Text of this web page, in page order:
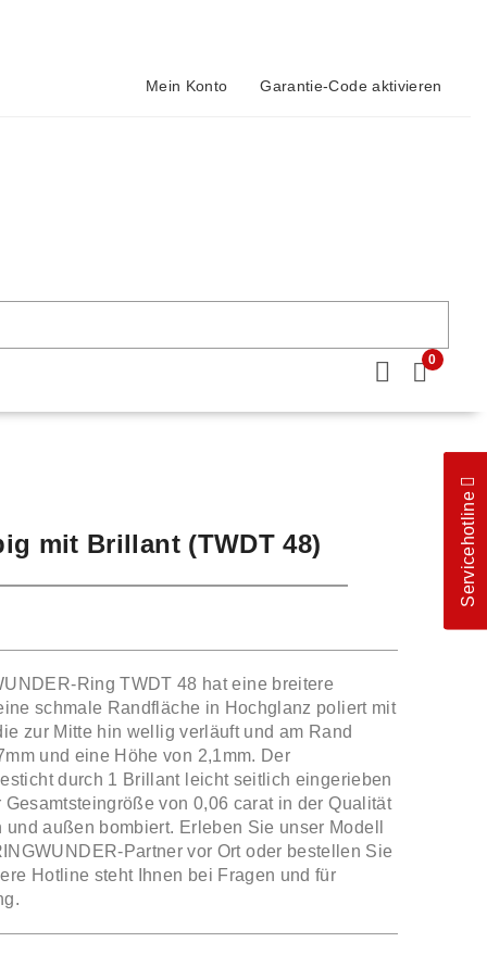
Mein Konto Garantie-Code aktivieren
0
mit Brillant (TWDT 48)
Ring TWDT 48 hat eine breitere
schmale Randfläche in Hochglanz poliert mit
zur Mitte hin wellig verläuft und am Rand
und eine Höhe von 2,1mm. Der
durch 1 Brillant leicht seitlich eingerieben
von 0,06 carat in der Qualität
außen bombiert. Erleben Sie unser Modell
Partner vor Ort oder bestellen Sie
Hotline steht Ihnen bei Fragen und für
Servicehotline